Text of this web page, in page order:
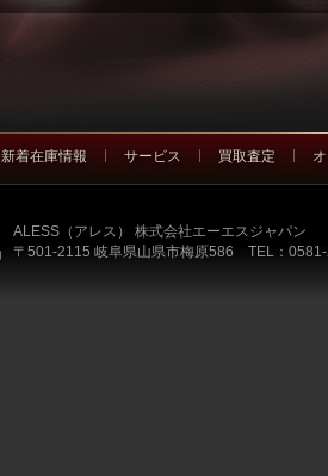
新着在庫情報 サービス 買取査定
ALESS（アレス） 株式会社エーエスジャパン
〒501-2115 岐阜県山県市梅原586 TEL：